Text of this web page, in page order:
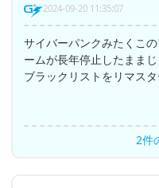
2024-09-20 11:35:07
サイバーパンクみたくこ
ームが長年停止したまま
ブラックリストをリマス
2件